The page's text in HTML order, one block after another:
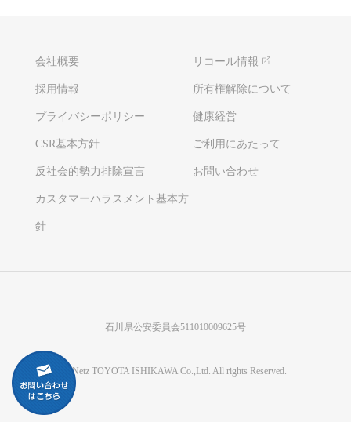
会社概要 リコール情報
採用情報 所有権解除について
プライバシーポリシー 健康経営
CSR基本方針 ご利用にあたって
反社会的勢力排除宣言 お問い合わせ
カスタマーハラスメント基本方
針
石川県公安委員会511010009625号
©Netz TOYOTA ISHIKAWA Co.,Ltd. All rights Reserved.